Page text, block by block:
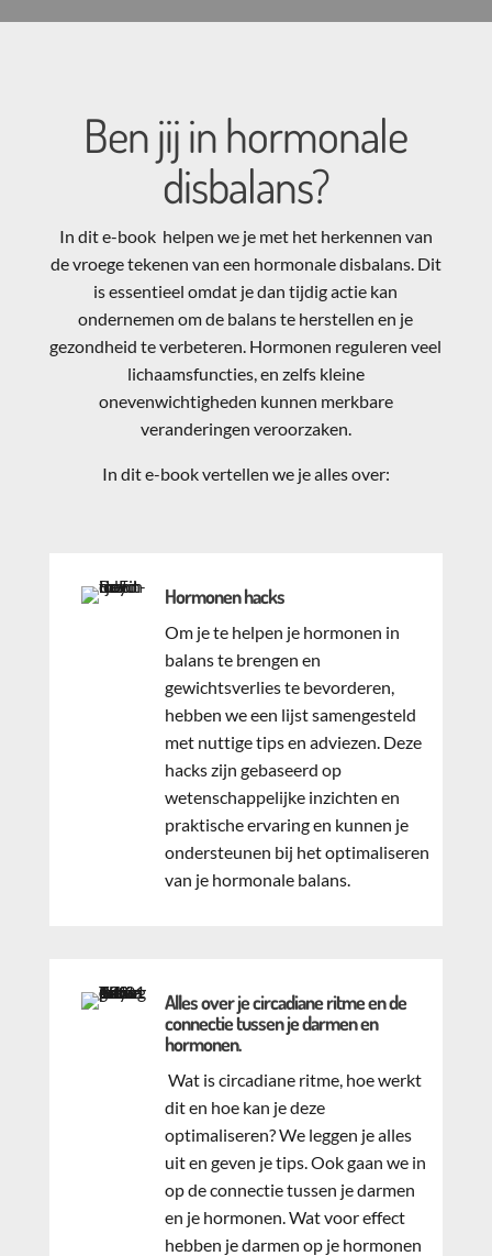
Ben jij in hormonale
disbalans?
In dit e-book helpen we je met het herkennen van
de vroege tekenen van een hormonale disbalans. Dit
is essentieel omdat je dan tijdig actie kan
ondernemen om de balans te herstellen en je
gezondheid te verbeteren. Hormonen reguleren veel
lichaamsfuncties, en zelfs kleine
onevenwichtigheden kunnen merkbare
veranderingen veroorzaken.
In dit e-book vertellen we je alles over:
Hormonen hacks
Om je te helpen je hormonen in
balans te brengen en
gewichtsverlies te bevorderen,
hebben we een lijst samengesteld
met nuttige tips en adviezen. Deze
hacks zijn gebaseerd op
wetenschappelijke inzichten en
praktische ervaring en kunnen je
ondersteunen bij het optimaliseren
van je hormonale balans.
Alles over je circadiane ritme en de
connectie tussen je darmen en
hormonen.
Wat is circadiane ritme, hoe werkt
dit en hoe kan je deze
optimaliseren? We leggen je alles
uit en geven je tips. Ook gaan we in
op de connectie tussen je darmen
en je hormonen. Wat voor effect
hebben je darmen op je hormonen